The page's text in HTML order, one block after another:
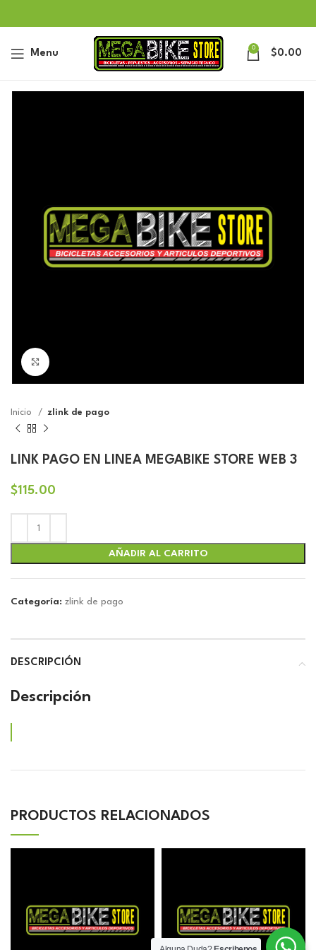
Menu 0 $0.00
Inicio zlink de pago
LINK PAGO EN LINEA MEGABIKE STORE WEB 3
$115.00
AÑADIR AL CARRITO
Categoría: zlink de pago
DESCRIPCIÓN
Descripción
PRODUCTOS RELACIONADOS